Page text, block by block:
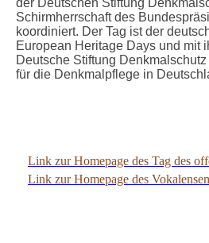
Schirmherrschaft des
koordiniert. Der Tag ist der
European Heritage Days und mit
Deutsche Stiftung
für die Denkmalpflege in
Link zur Homepage des Tag des
Link zur Homepage des